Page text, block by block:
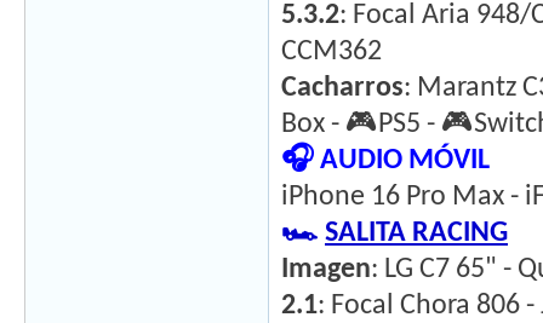
5.3.2: Focal Aria 948/
CCM362
Cacharros: Marantz
Box - 🎮PS5 -
🎧 AUDIO MÓVIL
iPhone 16 Pro Max -
🏎️ SALITA RACING
Imagen: LG C7 65" -
2.1: Focal Chora 806 -